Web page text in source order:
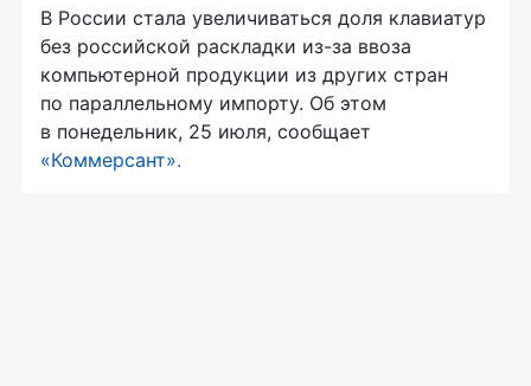
В России стала увеличиваться доля клавиатур
без российской раскладки из-за ввоза
компьютерной продукции из других стран
по параллельному импорту. Об этом
в понедельник, 25 июля, сообщает
«Коммерсант».